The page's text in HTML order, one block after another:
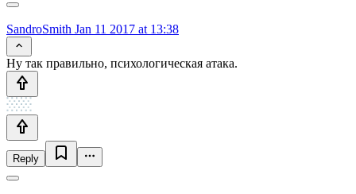
SandroSmith Jan 11 2017 at 13:38
Ну так правильно, психологическая атака.
Reply